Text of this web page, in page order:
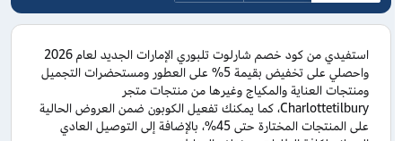
استفيدي من كود خصم شارلوت تلبوري الإمارات الجديد لعام 2026
واحصلي على تخفيض بقيمة 5% على العطور ومستحضرات التجميل
ومنتجات العناية والمكياج وغيرها من منتجات متجر
Charlottetilbury، كما يمكنك تفعيل الكوبون ضمن العروض الحالية
على المنتجات المختارة حتى 45%، بالإضافة إلى التوصيل العادي